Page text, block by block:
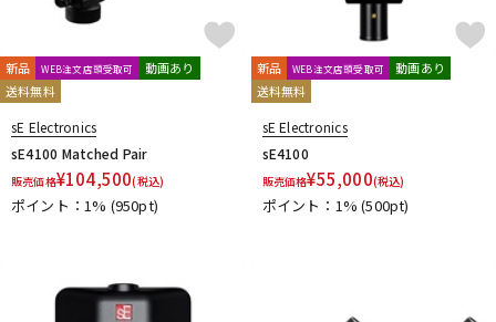
新品 WEB注文店頭受取可
動画あり
送料無料
sE Electronics
sE4100 Matched Pair
販売価格¥104,500(税込)
ポイント：1% (950pt)
新品 WEB注文店頭受取可
動画あり
送料無料
sE Electronics
sE4100
販売価格¥55,000(税込)
ポイント：1%(500pt)